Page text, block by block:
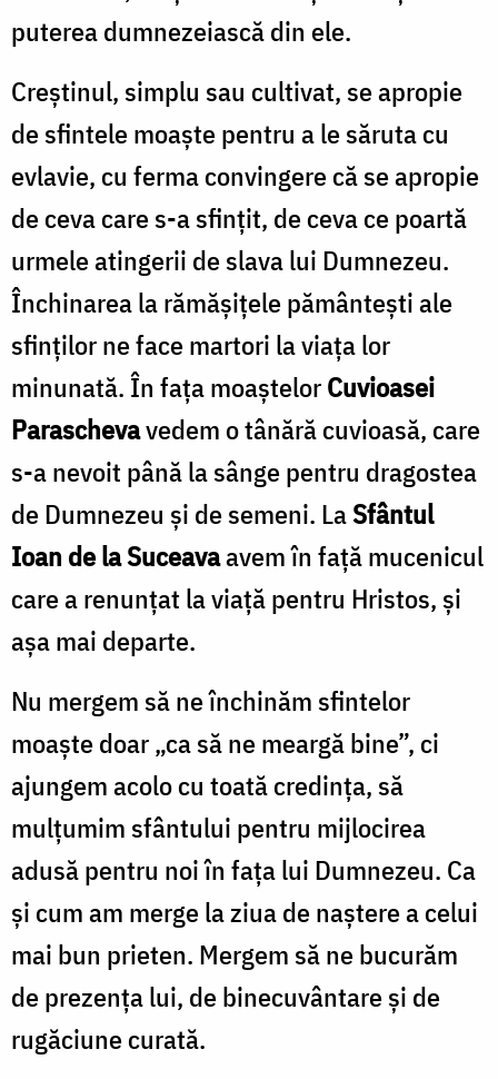
puterea dumnezeiască din ele.
Creştinul, simplu sau cultivat, se apropie
de sfintele moaşte pentru a le săruta cu
evlavie, cu ferma convingere că se apropie
de ceva care s-a sfinţit, de ceva ce poartă
urmele atingerii de slava lui Dumnezeu.
Închinarea la rămășițele pământești ale
sfinților ne face martori la viața lor
minunată. În fața moaștelorCuvioasei
Paraschevavedem o tânără cuvioasă, care
s-a nevoit până la sânge pentru dragostea
de Dumnezeu și de semeni. LaSfântul
Ioan de la Suceavaavem în față mucenicul
care a renunțat la viață pentru Hristos, și
așa mai departe.
Nu mergem să ne închinăm sfintelor
moaște doar „ca să ne meargă bine”, ci
ajungem acolo cu toată credința, să
mulțumim sfântului pentru mijlocirea
adusă pentru noi în fața lui Dumnezeu. Ca
și cum am merge la ziua de naștere a celui
mai bun prieten. Mergem să ne bucurăm
de prezența lui, de binecuvântare și de
rugăciune curată.